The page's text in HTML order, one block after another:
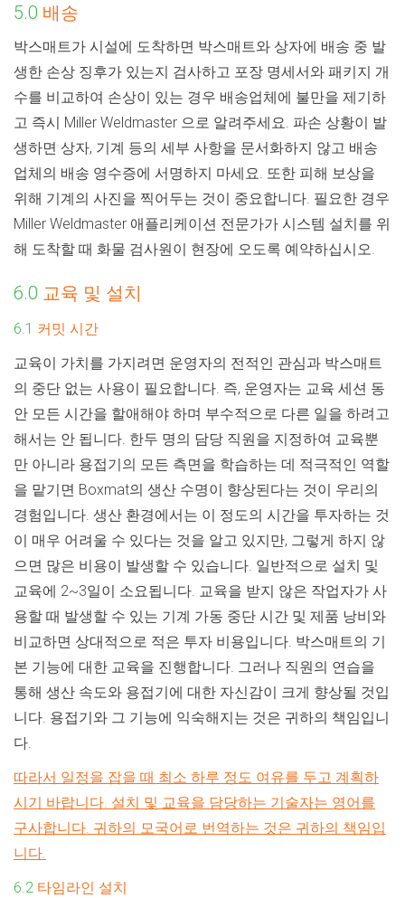
5.0 배송
박스매트가 시설에 도착하면 박스매트와 상자에 배송 중 발
생한 손상 징후가 있는지 검사하고 포장 명세서와 패키지 개
수를 비교하여 손상이 있는 경우 배송업체에 불만을 제기하
고 즉시 Miller Weldmaster 으로 알려주세요. 파손 상황이 발
생하면 상자, 기계 등의 세부 사항을 문서화하지 않고 배송
업체의 배송 영수증에 서명하지 마세요. 또한 피해 보상을
위해 기계의 사진을 찍어두는 것이 중요합니다. 필요한 경우
Miller Weldmaster 애플리케이션 전문가가 시스템 설치를 위
해 도착할 때 화물 검사원이 현장에 오도록 예약하십시오.
6.0 교육 및 설치
6.1 커밋 시간
교육이 가치를 가지려면 운영자의 전적인 관심과 박스매트
의 중단 없는 사용이 필요합니다. 즉, 운영자는 교육 세션 동
안 모든 시간을 할애해야 하며 부수적으로 다른 일을 하려고
해서는 안 됩니다. 한두 명의 담당 직원을 지정하여 교육뿐
만 아니라 용접기의 모든 측면을 학습하는 데 적극적인 역할
을 맡기면 Boxmat의 생산 수명이 향상된다는 것이 우리의
경험입니다. 생산 환경에서는 이 정도의 시간을 투자하는 것
이 매우 어려울 수 있다는 것을 알고 있지만, 그렇게 하지 않
으면 많은 비용이 발생할 수 있습니다. 일반적으로 설치 및
교육에 2~3일이 소요됩니다. 교육을 받지 않은 작업자가 사
용할 때 발생할 수 있는 기계 가동 중단 시간 및 제품 낭비와
비교하면 상대적으로 적은 투자 비용입니다. 박스매트의 기
본 기능에 대한 교육을 진행합니다. 그러나 직원의 연습을
통해 생산 속도와 용접기에 대한 자신감이 크게 향상될 것입
니다. 용접기와 그 기능에 익숙해지는 것은 귀하의 책임입니
다.
따라서 일정을 잡을 때 최소 하루 정도 여유를 두고 계획하
시기 바랍니다. 설치 및 교육을 담당하는 기술자는 영어를
구사합니다. 귀하의 모국어로 번역하는 것은 귀하의 책임입
니다.
6.2 타임라인 설치